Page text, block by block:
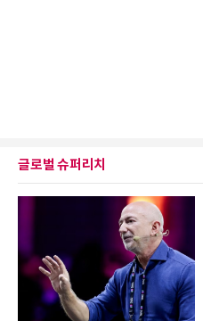
글로벌 슈퍼리치